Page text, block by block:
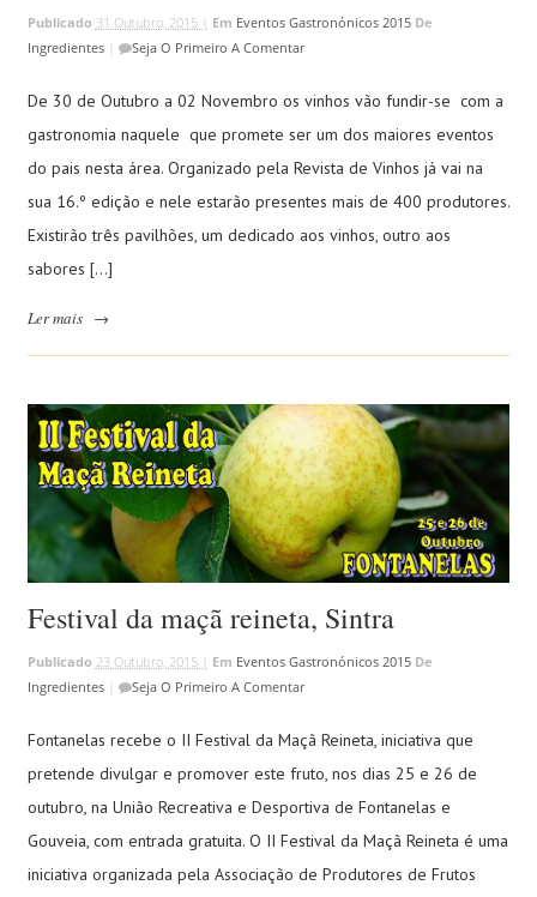
Publicado 31 Outubro, 2015 | Em Eventos Gastronónicos 2015 De
Ingredientes| Seja O Primeiro A Comentar
De 30 de Outubro a 02 Novembro os vinhos vão fundir-se com a
gastronomia naquele que promete ser um dos maiores eventos
do pais nesta área. Organizado pela Revista de Vinhos já vai na
sua 16.º edição e nele estarão presentes mais de 400 produtores.
Existirão três pavilhões, um dedicado aos vinhos, outro aos
sabores […]
Ler mais →
Festival da maçã reineta, Sintra
Publicado 23 Outubro, 2015 | Em Eventos Gastronónicos 2015 De
Ingredientes| Seja O Primeiro A Comentar
Fontanelas recebe o II Festival da Maçã Reineta, iniciativa que
pretende divulgar e promover este fruto, nos dias 25 e 26 de
outubro, na União Recreativa e Desportiva de Fontanelas e
Gouveia, com entrada gratuita. O II Festival da Maçã Reineta é uma
iniciativa organizada pela Associação de Produtores de Frutos